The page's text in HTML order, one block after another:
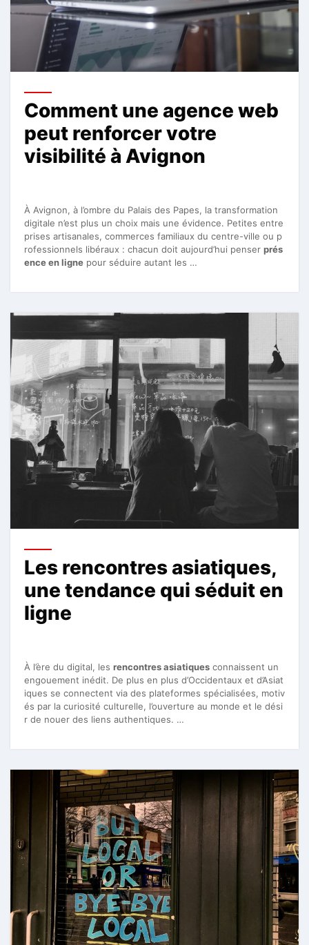
Comment une agence web
peut renforcer votre
visibilité à Avignon
À Avignon, à l’ombre du Palais des Papes, la transformation
digitale n’est plus un choix mais une évidence. Petites entre
prises artisanales, commerces familiaux du centre-ville ou p
rofessionnels libéraux : chacun doit aujourd’hui penser prés
ence en ligne pour séduire autant les …
Les rencontres asiatiques,
une tendance qui séduit en
ligne
À l’ère du digital, les rencontres asiatiques connaissent un
engouement inédit. De plus en plus d’Occidentaux et d’Asiat
iques se connectent via des plateformes spécialisées, motiv
és par la curiosité culturelle, l’ouverture au monde et le dési
r de nouer des liens authentiques. …